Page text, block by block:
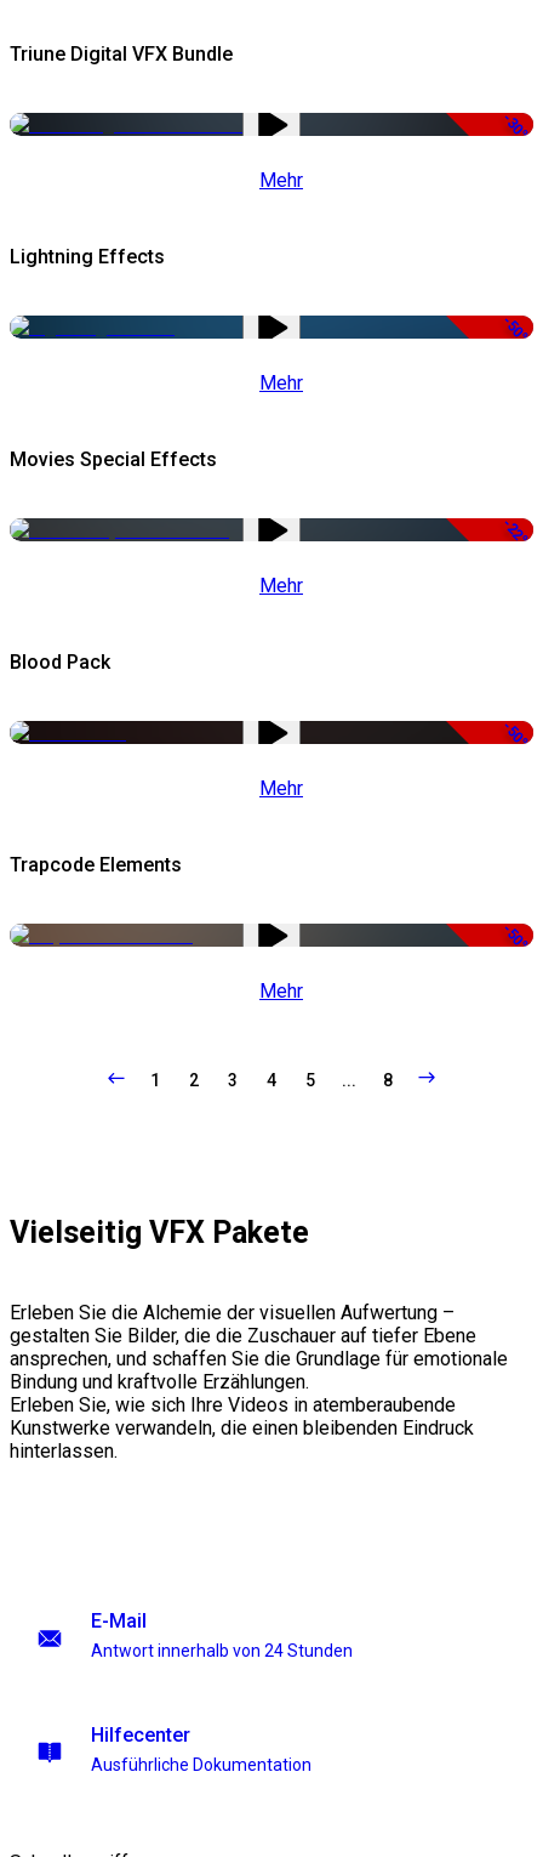
Triune Digital VFX Bundle
-30%
Mehr
Lightning Effects
-50%
Mehr
Movies Special Effects
-22%
Mehr
Blood Pack
-50%
Mehr
Trapcode Elements
-50%
Mehr
1 2 3 4 5 ... 8
Vielseitig VFX Pakete
Erleben Sie die Alchemie der visuellen Aufwertung –
gestalten Sie Bilder, die die Zuschauer auf tiefer Ebene
ansprechen, und schaffen Sie die Grundlage für emotionale
Bindung und kraftvolle Erzählungen.
Erleben Sie, wie sich Ihre Videos in atemberaubende
Kunstwerke verwandeln, die einen bleibenden Eindruck
hinterlassen.
E-Mail
Antwort innerhalb von 24 Stunden
Hilfecenter
Ausführliche Dokumentation